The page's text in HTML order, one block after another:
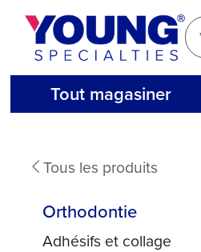
Aller
contenu
Tout magasiner
Tous les produits
Orthodontie
Adhésifs et collage